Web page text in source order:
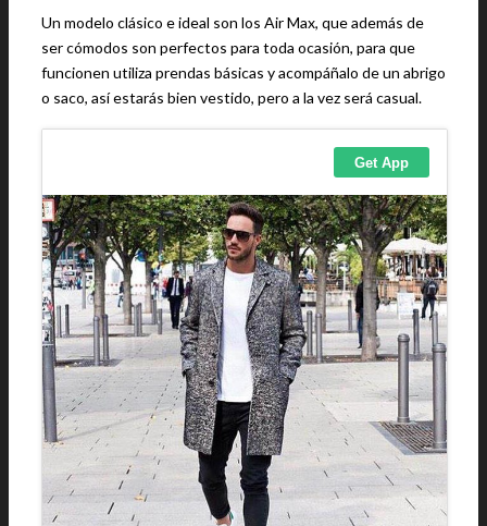
Un modelo clásico e ideal son los Air Max, que además de
ser cómodos son perfectos para toda ocasión, para que
funcionen utiliza prendas básicas y acompáñalo de un abrigo
o saco, así estarás bien vestido, pero a la vez será casual.